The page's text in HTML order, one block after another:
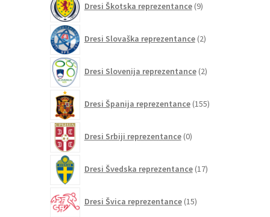
Dresi Škotska reprezentance 9izdelkov
Dresi Slovaška reprezentance 2izdelka
Dresi Slovenija reprezentance 2izdelka
Dresi Španija reprezentance 155izdelkov
Dresi Srbiji reprezentance 0izdelkov
Dresi Švedska reprezentance 17izdelkov
Dresi Švica reprezentance 15izdelkov